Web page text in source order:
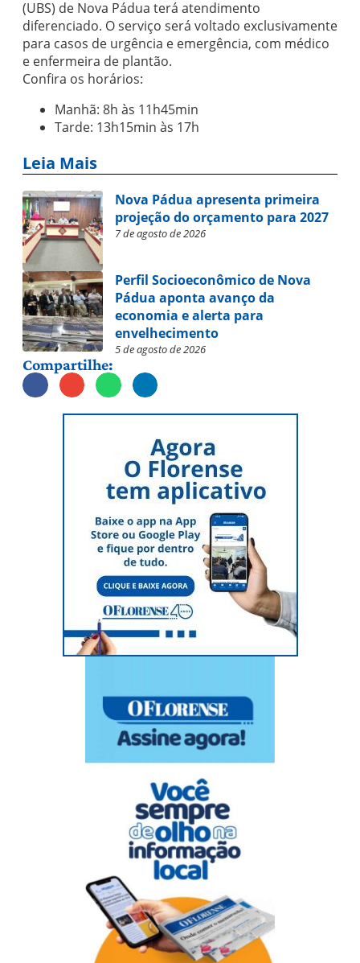
(UBS) de Nova Pádua terá atendimento
diferenciado. O serviço será voltado exclusivamente
para casos de urgência e emergência, com médico
e enfermeira de plantão.
Confira os horários:
Manhã: 8h às 11h45min
Tarde: 13h15min às 17h
Leia Mais
Nova Pádua apresenta primeira
projeção do orçamento para 2027
7 de agosto de 2026
Perfil Socioeconômico de Nova
Pádua aponta avanço da
economia e alerta para
envelhecimento
5 de agosto de 2026
Compartilhe: